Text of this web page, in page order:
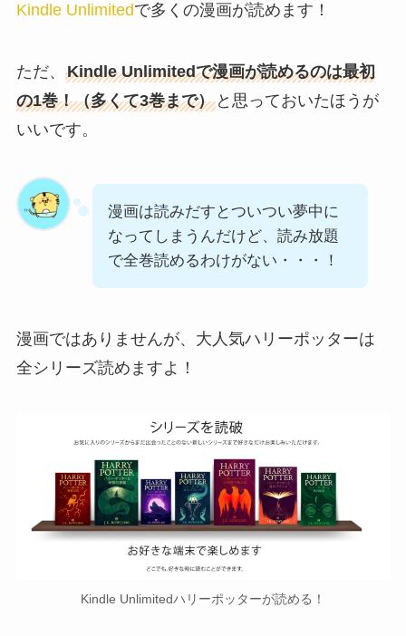
Kindle Unlimitedで多くの漫画が読めます！
ただ、 Kindle Unlimitedで漫画が読めるのは最初
の1巻！（多くて3巻まで）と思っておいたほうが
いいです。
漫画は読みだすとついつい夢中に
なってしまうんだけど、読み放題
で全巻読めるわけがない・・・！
漫画ではありませんが、大人気ハリーポッターは
全シリーズ読めますよ！
Kindle Unlimitedハリーポッターが読める！